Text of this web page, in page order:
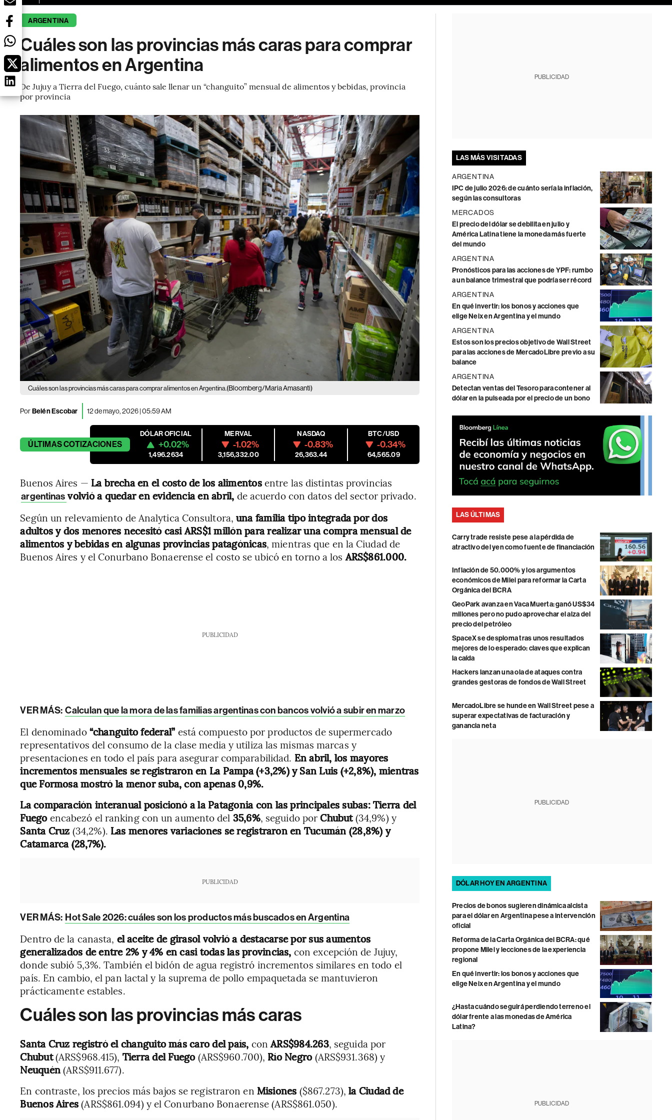
ARGENTINA
Cuáles son las provincias más caras para comprar
alimentos en Argentina
De Jujuy a Tierra del Fuego, cuánto sale llenar un “changuito” mensual de alimentos y bebidas, provincia
por provincia
Cuáles son las provincias más caras para comprar alimentos en Argentina.(Bloomberg/Maria Amasanti)
PorBelén Escobar 12 de mayo, 2026 | 05:59 AM
ÚLTIMASCOTIZACIONES
DÓLAR OFICIAL
+0.02%
1,496.2634
MERVAL
-1.02%
3,156,332.00
NASDAQ
-0.83%
26,363.44
BTC/USD
-0.34%
64,565.09
Buenos Aires — La brecha en el costo de los alimentosentre las distintas provincias
argentinas volvió a quedar en evidencia en abril, de acuerdo con datos del sector privado.
Según un relevamiento de Analytica Consultora,una familia tipo integrada por dos
adultos y dos menores necesitó casi ARS$1 millón para realizar una compra mensual de
alimentos y bebidas en algunas provincias patagónicas, mientras que en la Ciudad de
Buenos Aires y el Conurbano Bonaerense el costo se ubicó en torno a losARS$861.000.
PUBLICIDAD
VER MÁS: Calculan que la mora de las familias argentinas con bancos volvió a subir en marzo
El denominado“changuito federal” está compuesto por productos de supermercado
representativos del consumo de la clase media y utiliza las mismas marcas y
presentaciones en todo el país para asegurar comparabilidad. En abril, los mayores
incrementos mensuales se registraron en La Pampa (+3,2%) y San Luis (+2,8%), mientras
que Formosa mostró la menor suba, con apenas 0,9%.
La comparación interanual posicionó a la Patagonia con las principales subas: Tierra del
Fuegoencabezó el ranking con un aumento del 35,6%, seguido porChubut(34,9%) y
Santa Cruz (34,2%). Las menores variaciones se registraron en Tucumán (28,8%) y
Catamarca (28,7%).
PUBLICIDAD
VER MÁS: Hot Sale 2026: cuáles son los productos más buscados en Argentina
Dentro de la canasta, el aceite de girasol volvió a destacarse por sus aumentos
generalizados de entre 2% y 4% en casi todas las provincias, con excepción de Jujuy,
donde subió 5,3%. También el bidón de agua registró incrementos similares en todo el
país. En cambio, el pan lactal y la suprema de pollo empaquetada se mantuvieron
prácticamente estables.
Cuáles son las provincias más caras
Santa Cruz registró el changuito más caro del país, conARS$984.263, seguida por
Chubut(ARS$968.415), Tierra del Fuego(ARS$960.700), Río Negro(ARS$931.368) y
Neuquén(ARS$911.677).
En contraste, los precios más bajos se registraron en Misiones ($867.273),la Ciudad de
Buenos Aires(ARS$861.094) y el Conurbano Bonaerense (ARS$861.050).
PUBLICIDAD
LAS MÁS VISITADAS
ARGENTINA
IPC de julio 2026: de cuánto sería la inflación,
según las consultoras
MERCADOS
El precio del dólar se debilita en julio y
América Latina tiene la moneda más fuerte
del mundo
ARGENTINA
Pronósticos para las acciones de YPF: rumbo
a un balance trimestral que podría ser récord
ARGENTINA
En qué invertir: los bonos y acciones que
elige Neix en Argentina y el mundo
ARGENTINA
Estos son los precios objetivo de Wall Street
para las acciones de MercadoLibre previo a su
balance
ARGENTINA
Detectan ventas del Tesoro para contener al
dólar en la pulseada por el precio de un bono
LAS ÚLTIMAS
Carry trade resiste pese a la pérdida de
atractivo del yen como fuente de financiación
Inflación de 50.000% y los argumentos
económicos de Milei para reformar la Carta
Orgánica del BCRA
GeoPark avanza en Vaca Muerta: ganó US$34
millones pero no pudo aprovechar el alza del
precio del petróleo
SpaceX se desploma tras unos resultados
mejores de lo esperado: claves que explican
la caída
Hackers lanzan una ola de ataques contra
grandes gestoras de fondos de Wall Street
MercadoLibre se hunde en Wall Street pese a
superar expectativas de facturación y
ganancia neta
PUBLICIDAD
DÓLAR HOY EN ARGENTINA
Precios de bonos sugieren dinámica alcista
para el dólar en Argentina pese a intervención
oficial
Reforma de la Carta Orgánica del BCRA: qué
propone Milei y lecciones de la experiencia
regional
En qué invertir: los bonos y acciones que
elige Neix en Argentina y el mundo
¿Hasta cuándo seguirá perdiendo terreno el
dólar frente a las monedas de América
Latina?
PUBLICIDAD